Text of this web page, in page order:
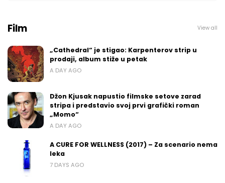
Film View all
„Cathedral“ je stigao: Karpenterov strip u
prodaji, album stiže u petak
A DAY AGO
Džon Kjusak napustio filmske setove zarad
stripa i predstavio svoj prvi grafički roman
„Momo“
A DAY AGO
A CURE FOR WELLNESS (2017) – Za scenario nema
leka
7 DAYS AGO